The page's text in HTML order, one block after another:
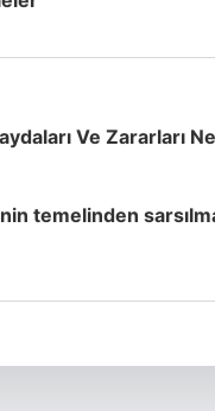
Ve Zararları
temelinden